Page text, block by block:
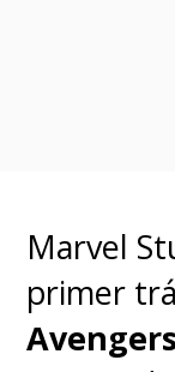
Marvel
primer